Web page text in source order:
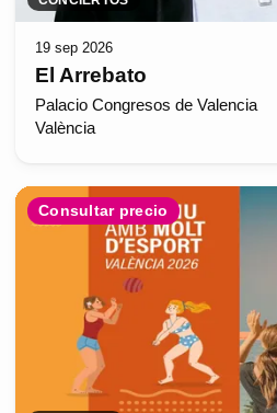
19 sep 2026
El Arrebato
Palacio Congresos de Valencia
València
Consultar precio